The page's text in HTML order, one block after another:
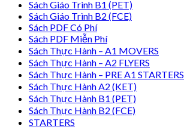
Sách Giáo Trình B1 (PET)
Sách Giáo Trình B2 (FCE)
Sách PDF Có Phí
Sách PDF Miễn Phí
Sách Thực Hành – A1 MOVERS
Sách Thực Hành – A2 FLYERS
Sách Thực Hành – PRE A1 STARTERS
Sách Thực Hành A2 (KET)
Sách Thực Hành B1 (PET)
Sách Thực Hành B2 (FCE)
STARTERS